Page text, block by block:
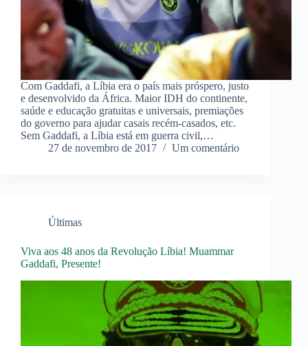
Com Gaddafi, a Líbia era o país mais próspero, justo
e desenvolvido da África. Maior IDH do continente,
saúde e educação gratuitas e universais, premiações
do governo para ajudar casais recém-casados, etc.
Sem Gaddafi, a Líbia está em guerra civil,…
27 de novembro de 2017
Um comentário
Últimas
Viva aos 48 anos da Revolução Líbia! Muammar
Gaddafi, Presente!